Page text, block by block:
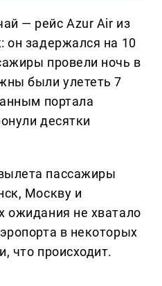
— рейс Azur Air из
он задержался на 10
провели ночь в
были улететь 7
портала
десятки
пассажиры
Москву и
ожидания не хватало
в некоторых
что происходит.